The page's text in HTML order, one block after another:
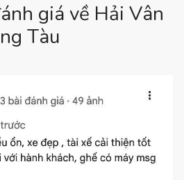
giá về Hải Vân
Tàu